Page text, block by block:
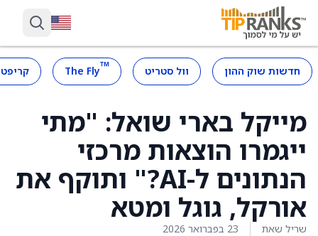
חדשות שוק ההון וול סטריט ™
The Fly
מייקל בארי שואל: "מתי
ייגמרו הוצאות מרכזי
הנתונים ל-AI?" ותוקף את
אורקל, גוגל ומטא
שריל שאת 23 בפברואר 2026